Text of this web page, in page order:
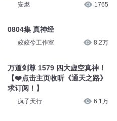
安燃 1765
0804集 真神经
姣姣兮工作室 8.2万
万道剑尊 1579 四大虚空真神！
【❤️点击主页收听《通天之路》
求订阅！】
疯子天行 6.1万